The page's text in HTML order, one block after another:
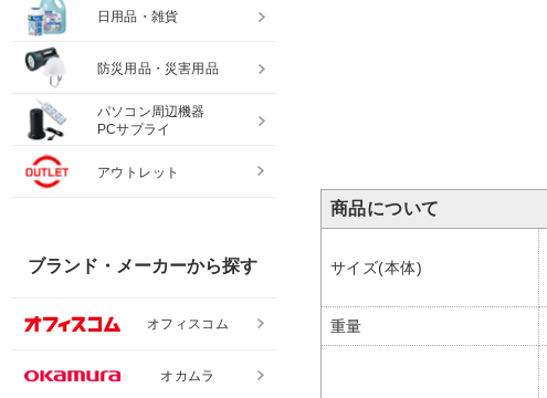
商品について
サイズ(本体)
重量
日用品・雑貨
防災用品・災害用品
パソコン周辺機器
PCサプライ
アウトレット
ブランド・メーカーから探す
オフィスコム
オカムラ